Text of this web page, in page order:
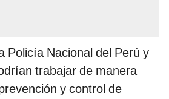
Policía Nacional del Perú y
trabajar de manera
y control de